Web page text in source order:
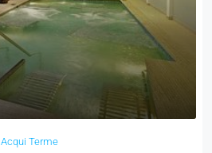
Acqui Terme